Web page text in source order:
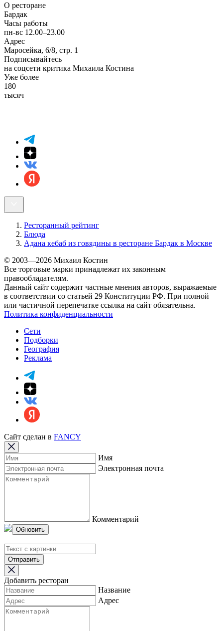
О ресторане
Бардак
Часы работы
пн-вс 12.00–23.00
Адрес
Маросейка, 6/8, cтр. 1
Подписывайтесь
на соцсети критика Михаила Костина
Уже более
180
тысяч
Ресторанный рейтинг
Блюда
Адана кебаб из говядины в ресторане Бардак в Москве
© 2003—2026 Михаил Костин
Все торговые марки принадлежат их законным
правообладателям.
Данный сайт содержит частные мнения авторов, выражаемые
в соответствии со статьей 29 Конституции РФ. При полной
или частичной перепечатке ссылка на сайт обязательна.
Политика конфиденциальности
Сети
Подборки
География
Реклама
Сайт сделан в FANCY
Имя
Электронная почта
Комментарий
Обновить
Отправить
Добавить ресторан
Название
Адрес